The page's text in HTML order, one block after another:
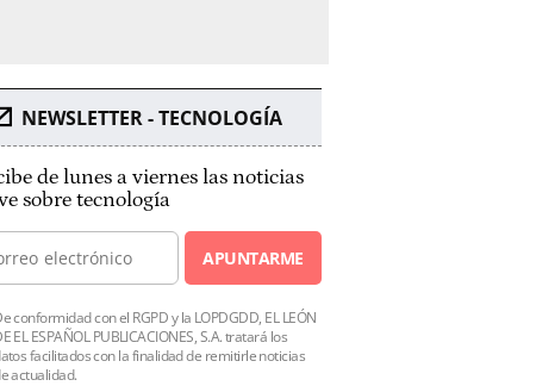
NEWSLETTER - TECNOLOGÍA
de lunes a viernes las noticias
sobre tecnología
APUNTARME
conformidad con el RGPD y la LOPDGDD, EL LEÓN
EL ESPAÑOL PUBLICACIONES, S.A. tratará los
facilitados con la finalidad de remitirle noticias
actualidad.